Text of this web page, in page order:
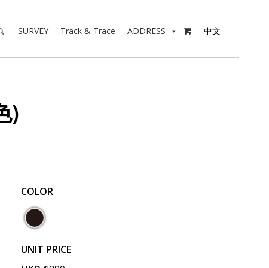

ADDRESS
Track & Trace
SURVEY 中文
)
COLOR
UNIT PRICE